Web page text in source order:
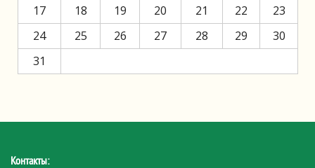
17
18 19 20 21 22
23
24
25 26 27 28 29
30
31
Контакты: